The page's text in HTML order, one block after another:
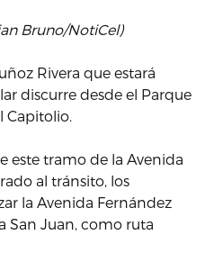
Bruno/NotiCel)
Rivera que estará
discurre desde el Parque
Capitolio.
este tramo de la Avenida
al tránsito, los
la Avenida Fernández
San Juan, como ruta